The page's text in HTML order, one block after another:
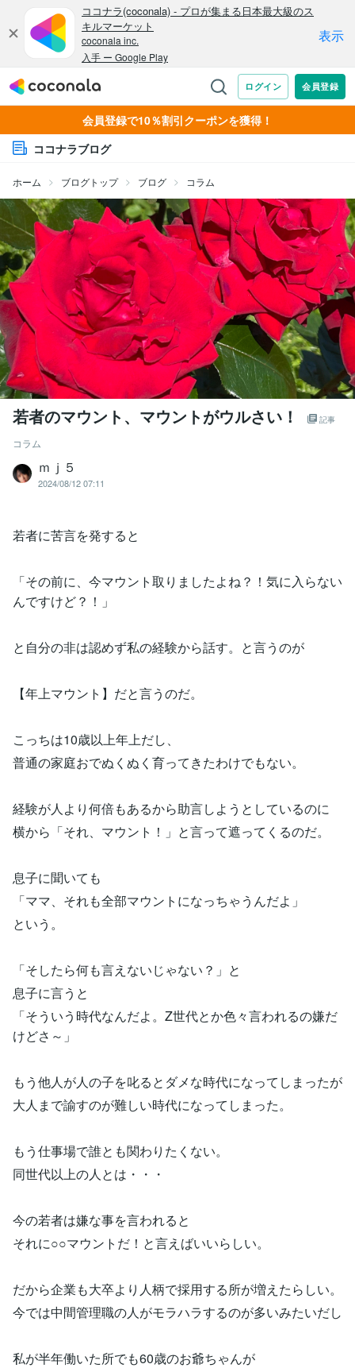
会員登録で10％割引クーポンを獲得！
ココナラブログ
ホーム ブログトップ ブログ コラム
若者のマウント、マウントがウルさい！ 記事
コラム
ｍｊ５
2024/08/12 07:11
若者に苦言を発すると
「その前に、今マウント取りましたよね？！気に入らない
んですけど？！」
と自分の非は認めず私の経験から話す。と言うのが
【年上マウント】だと言うのだ。
こっちは10歳以上年上だし、
普通の家庭おでぬくぬく育ってきたわけでもない。
経験が人より何倍もあるから助言しようとしているのに
横から「それ、マウント！」と言って遮ってくるのだ。
息子に聞いても
「ママ、それも全部マウントになっちゃうんだよ」
という。
「そしたら何も言えないじゃない？」と
息子に言うと
「そういう時代なんだよ。Z世代とか色々言われるの嫌だ
けどさ～」
もう他人が人の子を叱るとダメな時代になってしまったが
大人まで諭すのが難しい時代になってしまった。
もう仕事場で誰とも関わりたくない。
同世代以上の人とは・・・
今の若者は嫌な事を言われると
それに○○マウントだ！と言えばいいらしい。
だから企業も大卒より人柄で採用する所が増えたらしい。
今では中間管理職の人がモラハラするのが多いみたいだし
私が半年働いた所でも60歳のお爺ちゃんが